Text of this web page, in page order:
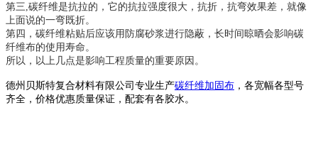
第三 ,碳纤维是抗拉的，它的抗拉强度很大，抗折，抗弯效果差，就像
上面说的一弯既折。
第四，碳纤维粘贴后应该用防腐砂浆进行隐蔽，长时间晾晒会影响碳
纤维布的使用寿命。
所以，以上几点是影响工程质量的重要原因。
德州贝斯特复合材料有限公司专业生产碳纤维加固布 ，各宽幅各型号
齐全，价格优惠质量保证，配套有各胶水。